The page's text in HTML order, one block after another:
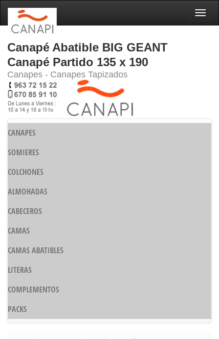
Canapé Abatible BIG GEANT
Canapé Partido 135 x 190
Canapes - Canapes Tapizados
CANAPES
SOMIERES
COLCHONES
ALMOHADAS
CABECEROS
CAMAS
CAMAS ABATIBLES
LITERAS
COMPLEMENTOS
PACKS